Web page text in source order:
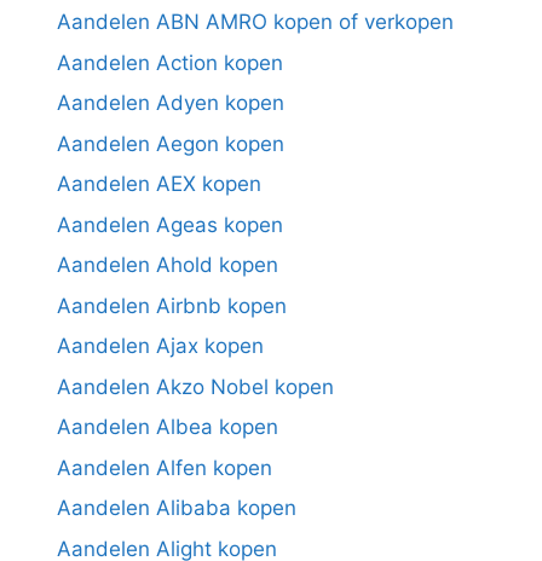
Aandelen ABN AMRO kopen of verkopen
Aandelen Action kopen
Aandelen Adyen kopen
Aandelen Aegon kopen
Aandelen AEX kopen
Aandelen Ageas kopen
Aandelen Ahold kopen
Aandelen Airbnb kopen
Aandelen Ajax kopen
Aandelen Akzo Nobel kopen
Aandelen Albea kopen
Aandelen Alfen kopen
Aandelen Alibaba kopen
Aandelen Alight kopen